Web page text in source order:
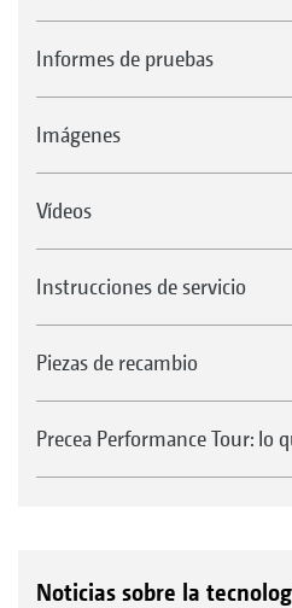
Informes de pruebas
Imágenes
Vídeos
Instrucciones de servicio
Piezas de recambio
Precea Performance Tour: lo
Noticias sobre la